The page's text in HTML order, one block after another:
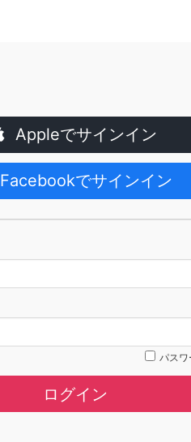
Appleでサインイン
Facebookでサインイン
パスワ
ログイン